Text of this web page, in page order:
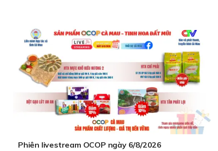
Phiên livestream OCOP ngày 6/8/2026